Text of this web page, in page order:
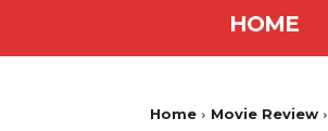
HOME
Home Movie Review